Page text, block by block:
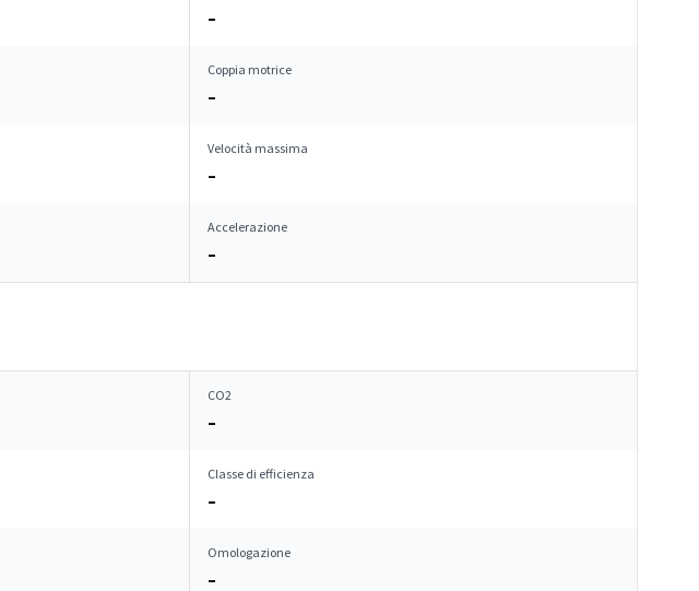
–
Coppia motrice
–
Velocità massima
–
Accelerazione
–
CO2
–
Classe di efficienza
–
Omologazione
–